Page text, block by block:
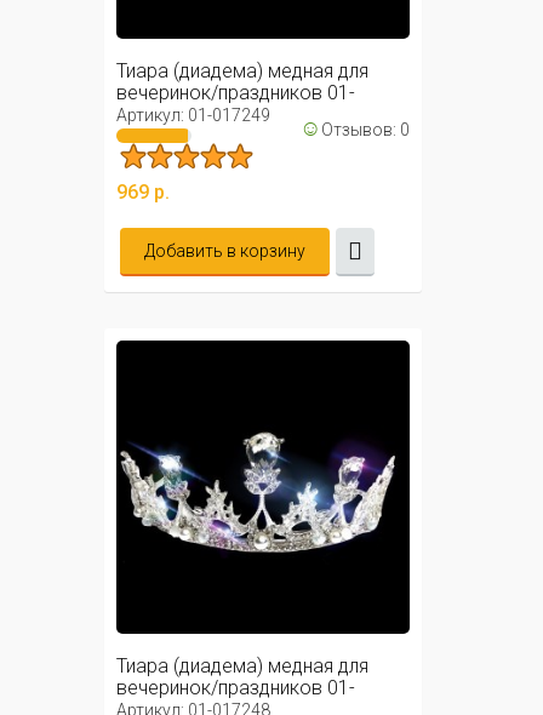
Тиара (диадема) медная для
вечеринок/праздников 01-
017249
Артикул: 01-017249 ☺ Отзывов: 0
969 р.
Добавить в корзину
Тиара (диадема) медная для
вечеринок/праздников 01-
017248
Артикул: 01-017248